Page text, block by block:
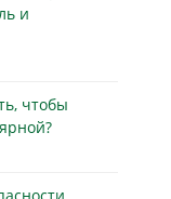
и
чтобы